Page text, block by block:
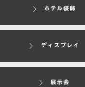
ホテル装飾
ディスプレイ
展示会